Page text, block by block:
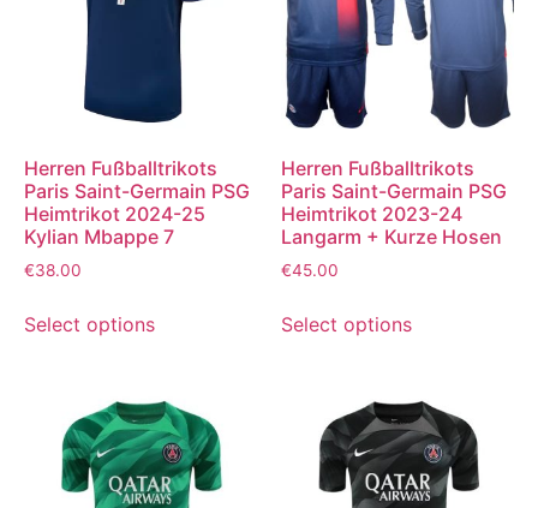
Herren Fußballtrikots
Paris Saint-Germain PSG
Heimtrikot 2024-25
Kylian Mbappe 7
€38.00
Select options
Herren Fußballtrikots
Paris Saint-Germain PSG
Heimtrikot 2023-24
Langarm + Kurze Hosen
€45.00
Select options